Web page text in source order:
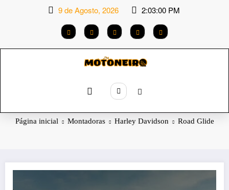
9 de Agosto, 2026 2:03:01 PM
Categoria: Road Glide
Página inicial Montadoras Harley Davidson Road Glide